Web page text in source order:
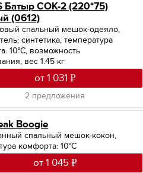
Батыр СОК-2 (220*75)
(0612)
спальный мешок-одеяло,
синтетика, температура
10°С, возможность
вес 1.45 кг
от 1 031
2 предложения
Boogie
спальный мешок-кокон,
комфорта: 10°С
от 1 045